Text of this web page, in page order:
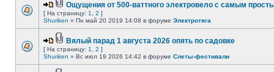
Ощущения от 500-ваттного электровело с самым
[ На страницу: 1 2 ]
Shuriken » Пн май 20 2019 14:08 в форуме Электротяга
Вялый парад 1 августа 2026 опять по садовке
[ На страницу: 1 2 ]
Shuriken » Вс июл 19 2026 14:42 в форуме Слеты-фестивали